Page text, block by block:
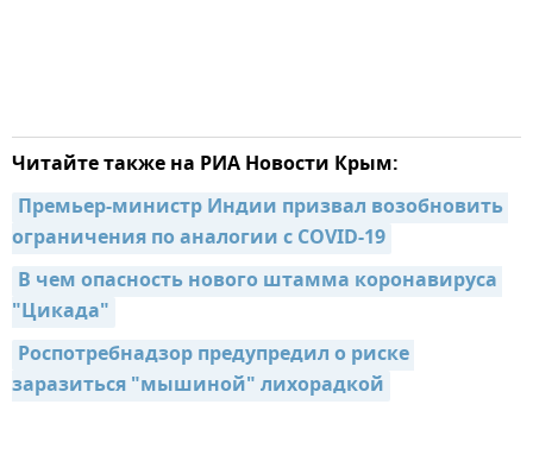
Читайте также на РИА Новости Крым:
Премьер-министр Индии призвал возобновить
ограничения по аналогии с COVID-19
В чем опасность нового штамма коронавируса
"Цикада"
Роспотребнадзор предупредил о риске
заразиться "мышиной" лихорадкой